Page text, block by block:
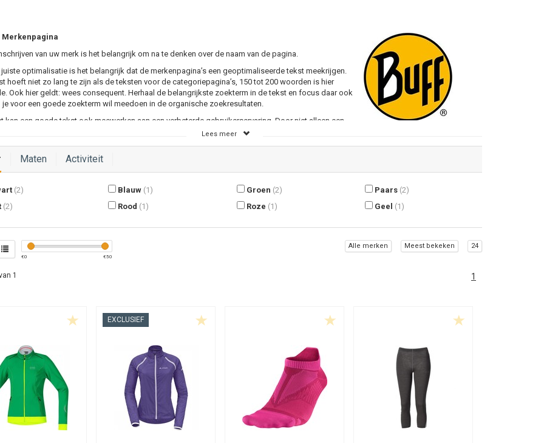
Merkenpagina
van uw merk is het belangrijk om na te denken over de naam van de pagina.
optimalisatie is het belangrijk dat de merkenpagina’s een geoptimaliseerde tekst meekrijgen.
hoeft niet zo lang te zijn als de teksten voor de categoriepagina’s, 150 tot 200 woorden is hier
Ook hier geldt: wees consequent. Herhaal de belangrijkste zoekterm in de tekst en focus daar ook
voor een goede zoekterm wil meedoen in de organische zoekresultaten.
kan een goede tekst ook meewerken aan een verbeterde gebruikerservaring. Door niet alleen een
maar ook een leuke tekst te schrijven krijgen bezoekers meer feeling met het merk en jouw
Lees meer
Maten Activiteit
(2)
(2)
Blauw (1)
Rood (1)
Groen (2)
Roze (1)
Paars (2)
Geel (1)
€0 €50
Alle merken Meest bekeken 24
1 1
EXCLUSIEF